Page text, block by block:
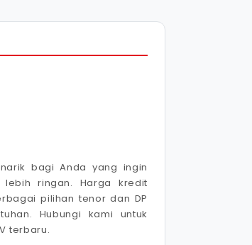
bagi Anda yang ingin
ringan. Harga kredit
pilihan tenor dan DP
Hubungi kami untuk
terbaru.